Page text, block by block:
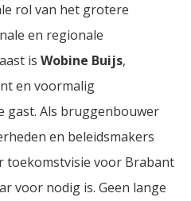
rol van het grotere
en regionale
is Wobine Buijs,
en voormalig
gast. Als bruggenbouwer
en beleidsmakers
toekomstvisie voor Brabant
voor nodig is. Geen lange